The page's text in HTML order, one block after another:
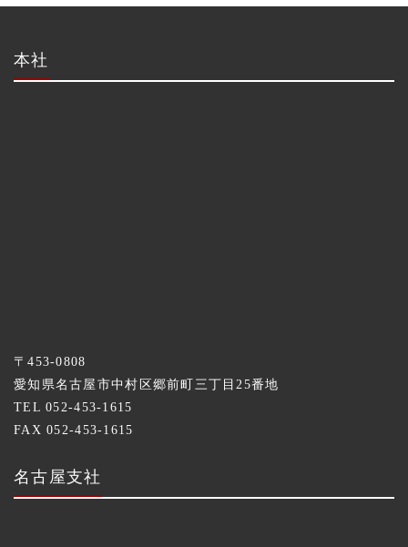
本社
〒453-0808
愛知県名古屋市中村区郷前町三丁目25番地
TEL 052-453-1615
FAX 052-453-1615
名古屋支社